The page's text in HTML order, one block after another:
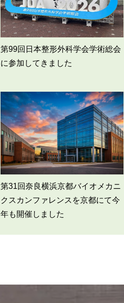
第99回日本整形外科学会学術総会
に参加してきました
第31回奈良横浜京都バイオメカニ
クスカンファレンスを京都にて今
年も開催しました